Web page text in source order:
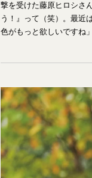
撃を受けた藤原ヒロシさ
う！』って（笑）。最近
色がもっと欲しいですね」